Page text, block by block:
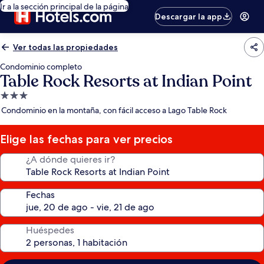
Ir a la sección principal de la página
Descargar la app
Ver todas las propiedades
Condominio completo
Table Rock Resorts at Indian Point
Propiedad
de
estrellas
Condominio en la montaña, con fácil acceso a Lago Table Rock
Elige las fechas para ver precios
¿A dónde quieres ir?
Fechas
Huéspedes